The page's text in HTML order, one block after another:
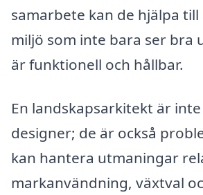
samarbete kan de hjälpa
miljö som inte bara ser bra
är funktionell och hållbar.
En landskapsarkitekt är
designer; de är också
kan hantera utmaningar
markanvändning, växtval